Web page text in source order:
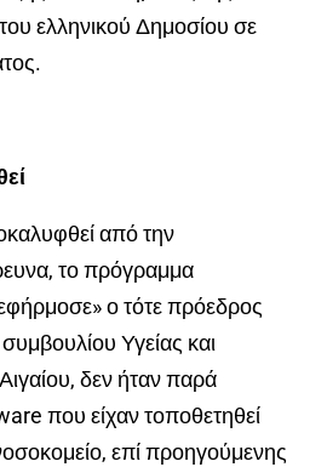
ελληνικού Δημοσίου σε
από την
το πρόγραμμα
ο τότε πρόεδρος
Υγείας και
δεν ήταν παρά
που είχαν τοποθετηθεί
επί προηγούμενης